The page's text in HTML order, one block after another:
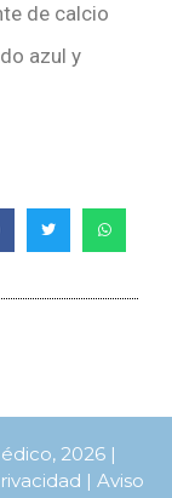
de calcio
azul y
2026 |
| Aviso